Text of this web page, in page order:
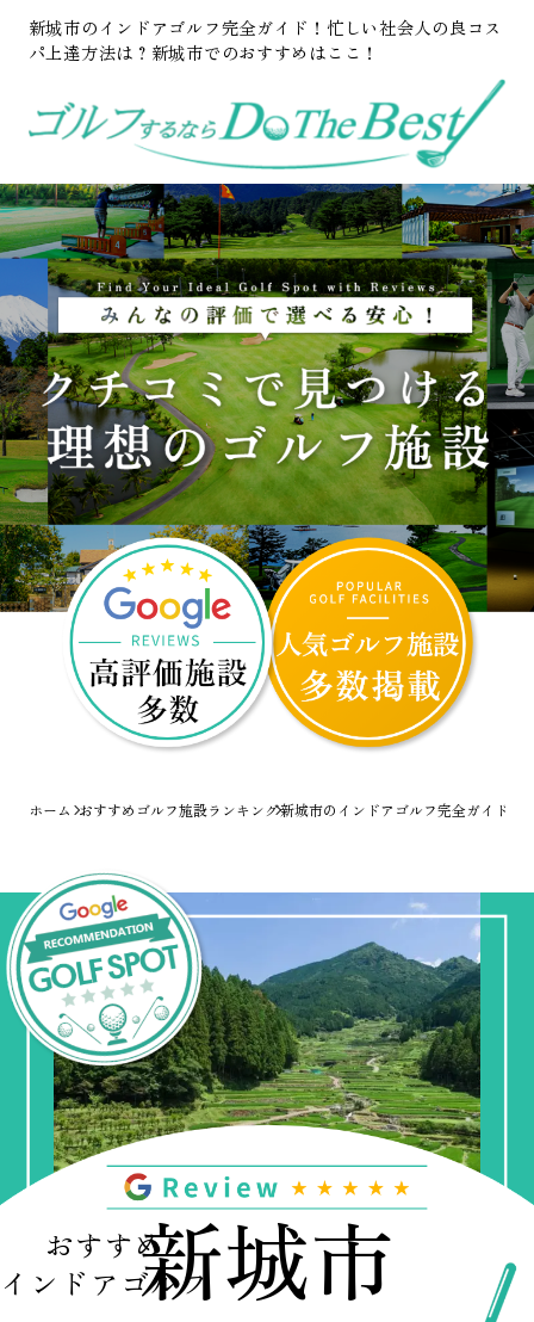
新城市のインドアゴルフ完全ガイド！忙しい社会人の良コス
パ上達方法は？新城市でのおすすめはここ！
ホーム おすすめゴルフ施設ランキング新城市のインドアゴルフ完全ガイド！
新城市
おすすめ
インドアゴルフ